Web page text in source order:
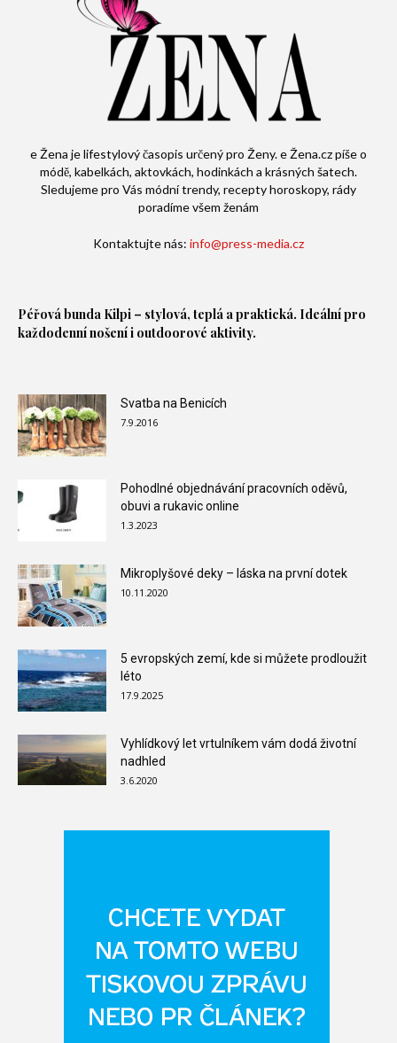
e Žena je lifestylový časopis určený pro Ženy. e Žena.cz píše o
módě, kabelkách, aktovkách, hodinkách a krásných šatech.
Sledujeme pro Vás módní trendy, recepty horoskopy, rády
poradíme všem ženám
Kontaktujte nás: info@press-media.cz
Péřová bunda Kilpi – stylová, teplá a praktická. Ideální pro
každodenní nošení i outdoorové aktivity.
Svatba na Benicích
7.9.2016
Pohodlné objednávání pracovních oděvů,
obuvi a rukavic online
1.3.2023
Mikroplyšové deky – láska na první dotek
10.11.2020
5 evropských zemí, kde si můžete prodloužit
léto
17.9.2025
Vyhlídkový let vrtulníkem vám dodá životní
nadhled
3.6.2020